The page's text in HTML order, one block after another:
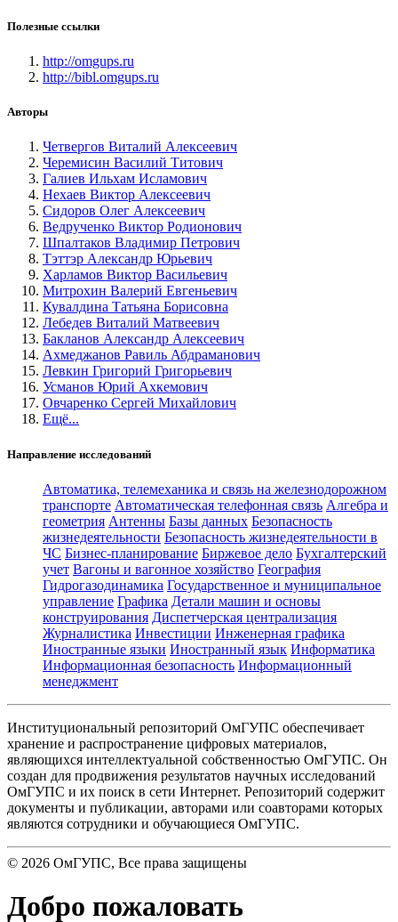
Полезные ссылки
http://omgups.ru
http://bibl.omgups.ru
Авторы
Четвергов Виталий Алексеевич
Черемисин Василий Титович
Галиев Ильхам Исламович
Нехаев Виктор Алексеевич
Сидоров Олег Алексеевич
Ведрученко Виктор Родионович
Шпалтаков Владимир Петрович
Тэттэр Александр Юрьевич
Харламов Виктор Васильевич
Митрохин Валерий Евгеньевич
Кувалдина Татьяна Борисовна
Лебедев Виталий Матвеевич
Бакланов Александр Алексеевич
Ахмеджанов Равиль Абдраманович
Левкин Григорий Григорьевич
Усманов Юрий Ахкемович
Овчаренко Сергей Михайлович
Ещё...
Направление исследований
Автоматика, телемеханика и связь на железнодорожном
транспорте Автоматическая телефонная связь Алгебра и
геометрия Антенны Базы данных Безопасность
жизнедеятельности Безопасность жизнедеятельности в
ЧС Бизнес-планирование Биржевое дело Бухгалтерский
учет Вагоны и вагонное хозяйство География
Гидрогазодинамика Государственное и муниципальное
управление Графика Детали машин и основы
конструирования Диспетчерская централизация
Журналистика Инвестиции Инженерная графика
Иностранные языки Иностранный язык Информатика
Информационная безопасность Информационный
менеджмент
Институциональный репозиторий ОмГУПС обеспечивает
хранение и распространение цифровых материалов,
являющихся интеллектуальной собственностью ОмГУПС. Он
создан для продвижения результатов научных исследований
ОмГУПС и их поиск в сети Интернет. Репозиторий содержит
документы и публикации, авторами или соавторами которых
являются сотрудники и обучающиеся ОмГУПС.
© 2026 ОмГУПС, Все права защищены
Добро пожаловать